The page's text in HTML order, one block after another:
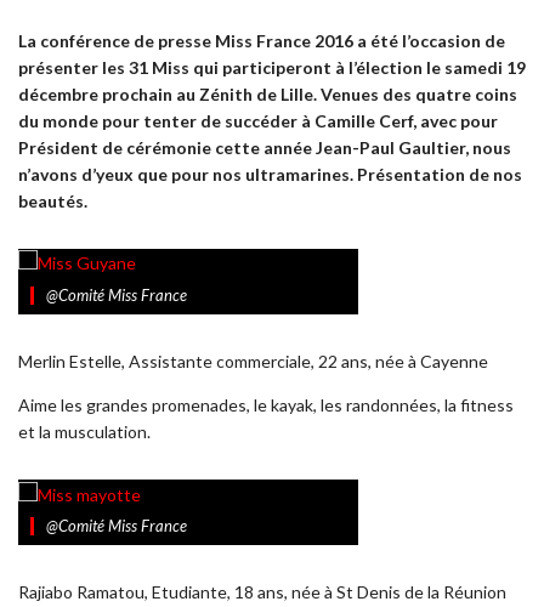
La conférence de presse Miss France 2016 a été l’occasion de
présenter les 31 Miss qui participeront à l’élection le samedi 19
décembre prochain au Zénith de Lille. Venues des quatre coins
du monde pour tenter de succéder à Camille Cerf, avec pour
Président de cérémonie cette année Jean-Paul Gaultier, nous
n’avons d’yeux que pour nos ultramarines. Présentation de nos
beautés.
@Comité Miss France
Merlin Estelle, Assistante commerciale, 22 ans, née à Cayenne
Aime les grandes promenades, le kayak, les randonnées, la fitness
et la musculation.
@Comité Miss France
Rajiabo Ramatou, Etudiante, 18 ans, née à St Denis de la Réunion